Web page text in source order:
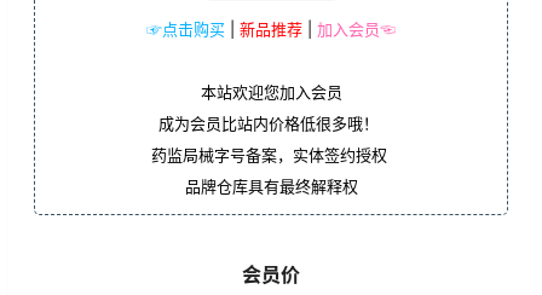
☞点击购买 新品推荐 加入会员☜
本站欢迎您加入会员
成为会员比站内价格低很多哦！
药监局械字号备案，实体签约授权
品牌仓库具有最终解释权
会员价